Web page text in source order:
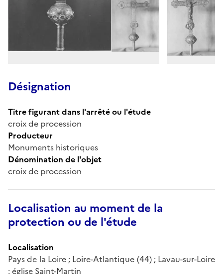
Désignation
Titre figurant dans l'arrêté ou l'étude
croix de procession
Producteur
Monuments historiques
Dénomination de l'objet
croix de procession
Localisation au moment de la
protection ou de l'étude
Localisation
Pays de la Loire ; Loire-Atlantique (44) ; Lavau-sur-Loire
; église Saint-Martin